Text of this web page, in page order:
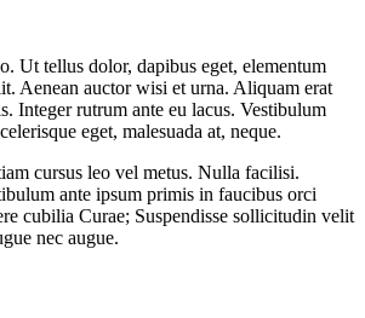
Ut tellus dolor, dapibus eget, elementum
Aenean auctor wisi et urna. Aliquam erat
Integer rutrum ante eu lacus. Vestibulum
eget, malesuada at, neque.
cursus leo vel metus. Nulla facilisi.
ante ipsum primis in faucibus orci
cubilia Curae; Suspendisse sollicitudin velit
nec augue.